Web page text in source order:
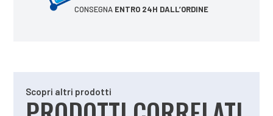
CONSEGNA ENTRO 24H DALL’ORDINE
Scopri altri prodotti